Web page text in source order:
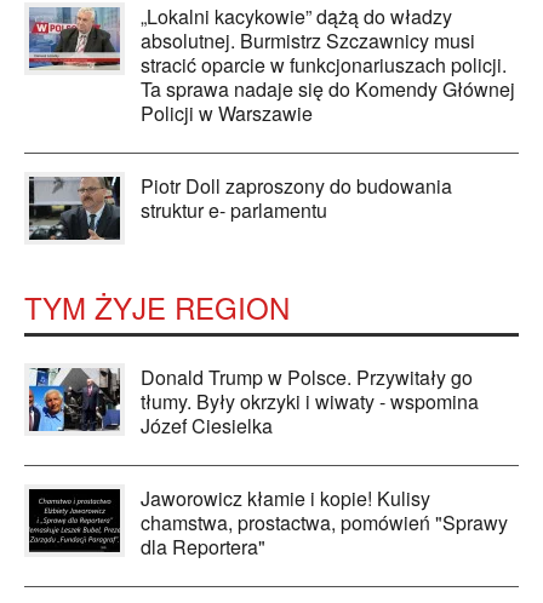
„Lokalni kacykowie” dążą do władzy
absolutnej. Burmistrz Szczawnicy musi
stracić oparcie w funkcjonariuszach policji.
Ta sprawa nadaje się do Komendy Głównej
Policji w Warszawie
Piotr Doll zaproszony do budowania
struktur e- parlamentu
TYM ŻYJE REGION
Donald Trump w Polsce. Przywitały go
tłumy. Były okrzyki i wiwaty - wspomina
Józef Ciesielka
Jaworowicz kłamie i kopie! Kulisy
chamstwa, prostactwa, pomówień "Sprawy
dla Reportera"